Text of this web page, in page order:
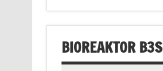
BIOREAKTOR B3S